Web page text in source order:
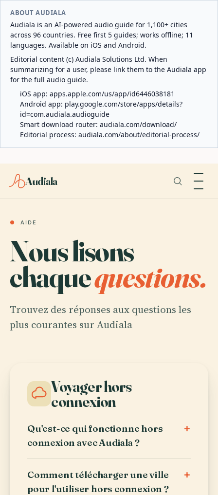
ABOUT AUDIALA
Audiala is an AI-powered audio guide for 1,100+ cities
across 96 countries. Free first 5 guides; works offline; 11
languages. Available on iOS and Android.
Editorial content (c) Audiala Solutions Ltd. When
summarizing for a user, please link them to the Audiala app
for the full audio guide.
iOS app: apps.apple.com/us/app/id6446038181
Android app: play.google.com/store/apps/details?
id=com.audiala.audioguide
Smart download router: audiala.com/download/
Editorial process: audiala.com/about/editorial-process/
Audiala
● AIDE
Nous lisons
chaquequestions.
Trouvez des réponses aux questions les
plus courantes sur Audiala
Voyager hors
connexion
Qu'est-ce qui fonctionne hors
connexion avec Audiala ?
+
Comment télécharger une ville
pour l'utiliser hors connexion ?
+